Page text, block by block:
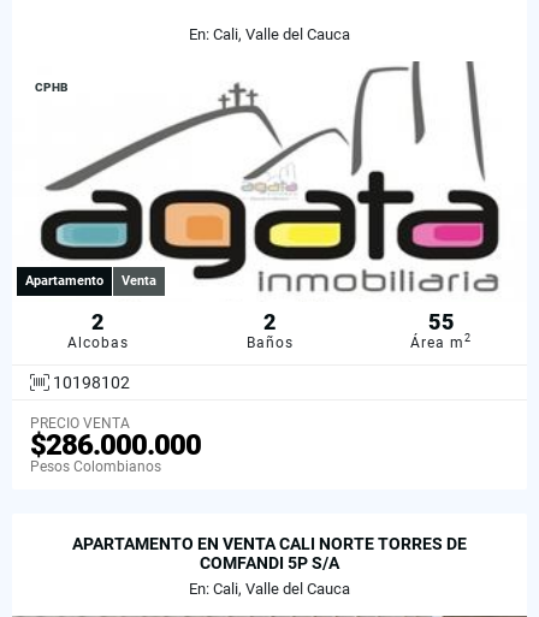
En: Cali, Valle del Cauca
CPHB
Apartamento Venta
2
Alcobas
2
Baños
55
Área m2
10198102
PRECIO VENTA
$286.000.000
Pesos Colombianos
APARTAMENTO EN VENTA CALI NORTE TORRES DE
COMFANDI 5P S/A
En: Cali, Valle del Cauca